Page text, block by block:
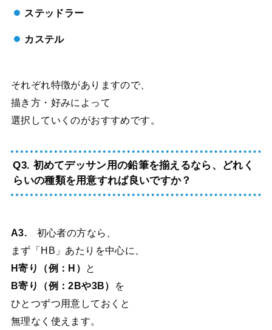
ステッドラー
カステル
それぞれ特徴がありますので、
描き方・好みによって
選択していくのがおすすめです。
Q3. 初めてデッサン用の鉛筆を揃えるなら、どれく
らいの種類を用意すれば良いですか？
A3. 初心者の方なら、
まず「HB」あたりを中心に、
H寄り（例：H） と
B寄り（例：2Bや3B）
を
ひとつずつ用意しておくと
無理なく使えます。